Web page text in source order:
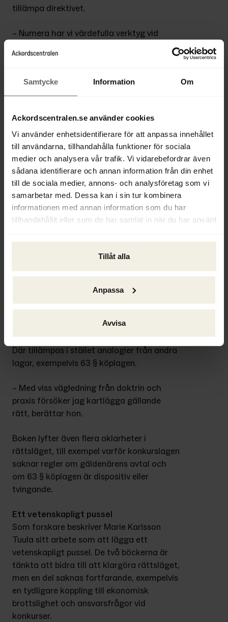
Samtycke Information Om
Ackordscentralen.se använder cookies
Vi använder enhetsidentifierare för att anpassa innehållet
till användarna, tillhandahålla funktioner för sociala
medier och analysera vår trafik. Vi vidarebefordrar även
sådana identifierare och annan information från din enhet
till de sociala medier, annons- och analysföretag som vi
samarbetar med. Dessa kan i sin tur kombinera
informationen med annan information som du har
tillhandahållit eller som de har samlat in när du har använt
Tillåt alla
Anpassa
Avvisa
tillämpa direktivet.
– Numera har vi värdefulla verktyg vid
mycket spännande rättsområde, menar
Hon framhåller att den nya lagen har gjort
flervetenskapligt. Numera ska det till
exempel ske en särskild värdering av såväl
tillgångar som skulder, och även
aktieägare och andra ägarintressen kan
involveras aktiebolagsrättsligt i
rekonstruktionsplanen.
Rekonstruktions- och konkursrätt.
Särskilt om gäldenärens avtal
behandlar gäldenärens avtal, ett komplext
rättsområde som regleras på flera olika
ställen i lagstiftningen. Vid
bestämmelser i 3 kap. lagen om
företagsrekonstruktion, medan
konkurslagen saknar motsvarande regler.
Där tillämpas i stället analogier från andra
lagar, exempelvis 63 § köplagen.
– Med viss vägledning från doktrin och
praxis försöker jag kartlägga gällande
rätt, berättar hon.
Boken lyfter även flera oklarheter i
rättsläget, till exempel varför konkurslagen
saknar regler om gäldenärens avtal och
om 63 § köplagen är dispositiv eller
tvingande.
Ett vetenskapligt pussel
Som forskare beskriver Marie Karlsson
Tuula sitt arbete som att lägga ett
vetenskapligt pussel. De två böckerna är
tänkta att bidra till att klargöra rättsläget,
men en del saknas fortfarande, exempelvis
en tydligare koppling till ekonomisk
brottslighet och ansvarsfrågor vid
konkurser.